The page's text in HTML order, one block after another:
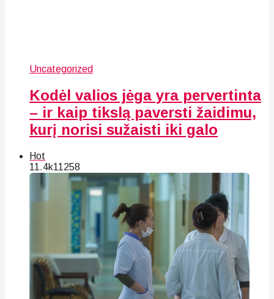
Uncategorized
Kodėl valios jėga yra pervertinta
– ir kaip tikslą paversti žaidimu,
kurį norisi sužaisti iki galo
Hot
11.4k11258